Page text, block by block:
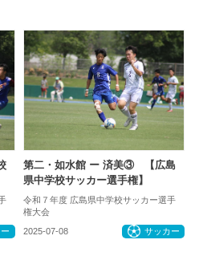
第二・如水館 ー 済美③ 【広島
県中学校サッカー選手権】
令和７年度 広島県中学校サッカー選手
権大会
2025-07-08 サッカー